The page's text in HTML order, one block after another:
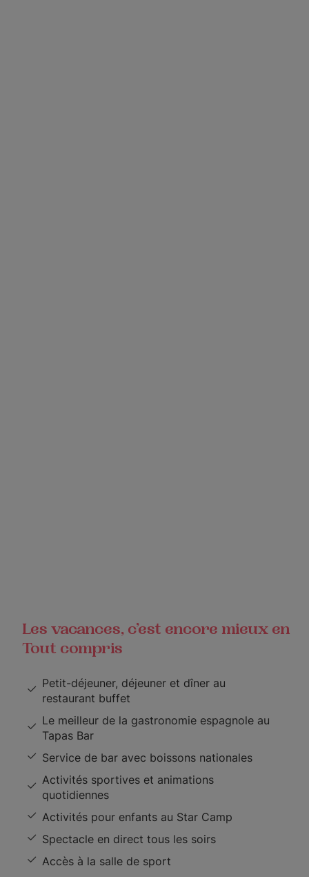
Les vacances, c’est encore mieux en
Tout compris
Petit-déjeuner, déjeuner et dîner au
restaurant buffet
Le meilleur de la gastronomie espagnole au
Tapas Bar
Service de bar avec boissons nationales
Activités sportives et animations
quotidiennes
Activités pour enfants au Star Camp
Spectacle en direct tous les soirs
Accès à la salle de sport